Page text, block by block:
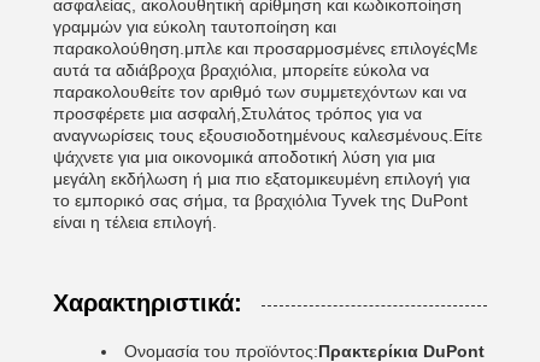
ασφαλείας, ακολουθητική αρίθμηση και κωδικοποίηση
γραμμών για εύκολη ταυτοποίηση και
παρακολούθηση.μπλε και προσαρμοσμένες επιλογέςΜε
αυτά τα αδιάβροχα βραχιόλια, μπορείτε εύκολα να
παρακολουθείτε τον αριθμό των συμμετεχόντων και να
προσφέρετε μια ασφαλή,Στυλάτος τρόπος για να
αναγνωρίσεις τους εξουσιοδοτημένους καλεσμένους.Είτε
ψάχνετε για μια οικονομικά αποδοτική λύση για μια
μεγάλη εκδήλωση ή μια πιο εξατομικευμένη επιλογή για
το εμπορικό σας σήμα, τα βραχιόλια Tyvek της DuPont
είναι η τέλεια επιλογή.
Χαρακτηριστικά:
Ονομασία του προϊόντος:Πρακτερίκια DuPont